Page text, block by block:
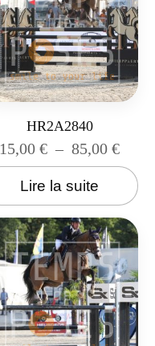
HR2A2840
15,00€ – 85,00€
Lire la suite